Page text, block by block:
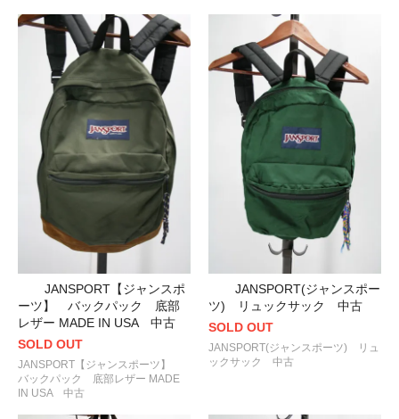
JANSPORT【ジャンスポ
ーツ】 バックパック 底部
レザー MADE IN USA 中古
SOLD OUT
JANSPORT【ジャンスポーツ】
バックパック 底部レザー MADE
IN USA 中古
JANSPORT(ジャンスポー
ツ) リュックサック 中古
SOLD OUT
JANSPORT(ジャンスポーツ) リュ
ックサック 中古